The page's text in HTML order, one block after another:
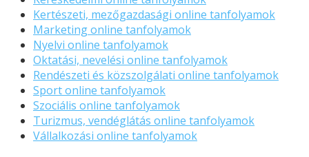
Kertészeti, mezőgazdasági online tanfolyamok
Marketing online tanfolyamok
Nyelvi online tanfolyamok
Oktatási, nevelési online tanfolyamok
Rendészeti és közszolgálati online tanfolyamok
Sport online tanfolyamok
Szociális online tanfolyamok
Turizmus, vendéglátás online tanfolyamok
Vállalkozási online tanfolyamok